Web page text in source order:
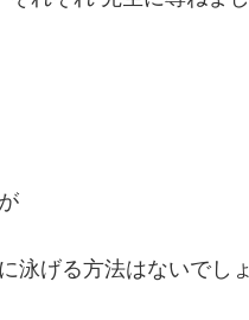
泳げる方法はないでしょ